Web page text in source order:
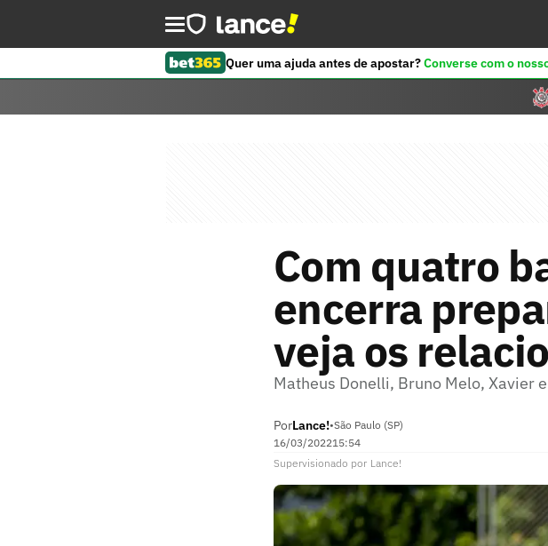
Quer uma ajuda antes de apostar?Converse com o
Com quatro
encerra
veja os
Matheus Donelli, Bruno Melo, Xavier
PorLance!•São Paulo (SP)
16/03/202215:54
Supervisionado por Lance!